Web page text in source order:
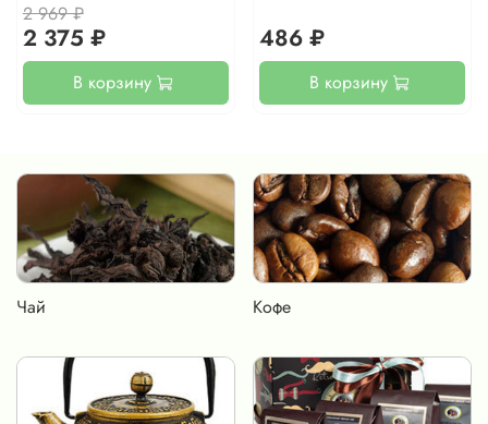
2 969 ₽
2 375 ₽
В корзину
486 ₽
В корзину
Чай Кофе